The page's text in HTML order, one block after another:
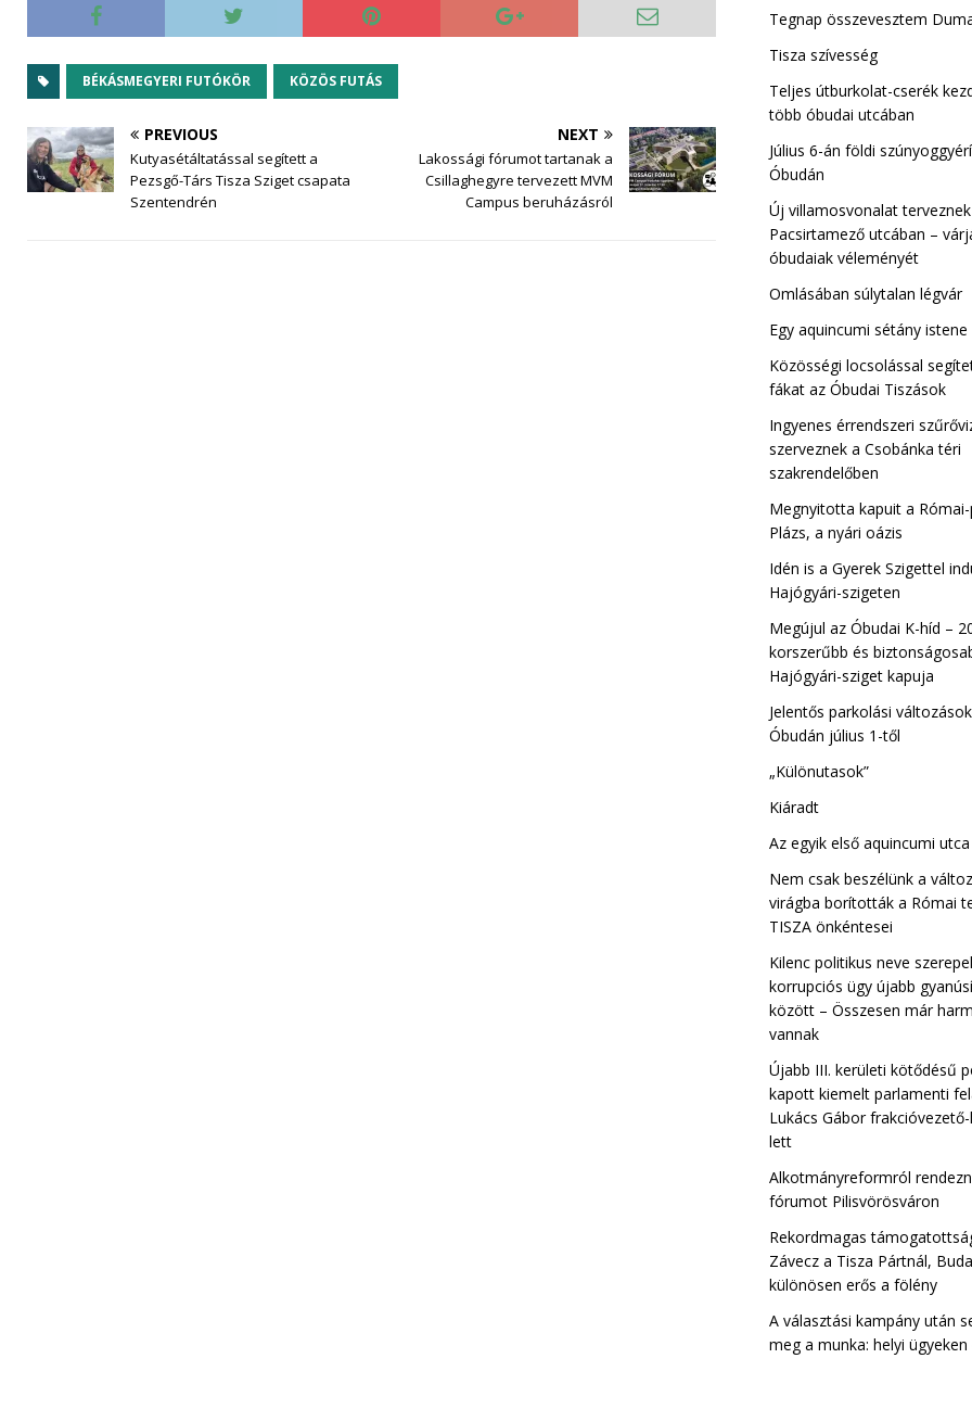
BÉKÁSMEGYERI FUTÓKÖR KÖZÖS FUTÁS
PREVIOUS
Kutyasétáltatással segített a
Pezsgő-Társ Tisza Sziget csapata
Szentendrén
NEXT
Lakossági fórumot tartanak a
Csillaghegyre tervezett MVM
Campus beruházásról
Tegnap összevesztem
Tisza szívesség
Teljes útburkolat-cserék
több óbudai utcában
Július 6-án földi
Óbudán
Új villamosvonalat
Pacsirtamező utcában –
óbudaiak véleményét
Omlásában súlytalan légvár
Egy aquincumi sétány istene
Közösségi locsolással
fákat az Óbudai Tiszások
Ingyenes érrendszeri
szerveznek a Csobánka téri
szakrendelőben
Megnyitotta kapuit a
Plázs, a nyári oázis
Idén is a Gyerek Szigettel
Hajógyári-szigeten
Megújul az Óbudai K-híd –
korszerűbb és
Hajógyári-sziget kapuja
Jelentős parkolási
Óbudán július 1-től
„Különutasok”
Kiáradt
Az egyik első aquincumi
Nem csak beszélünk a
virágba borították a Római
TISZA önkéntesei
Kilenc politikus neve
korrupciós ügy újabb
között – Összesen már
vannak
Újabb III. kerületi kötődésű
kapott kiemelt parlamenti
Lukács Gábor
lett
Alkotmányreformról
fórumot Pilisvörösváron
Rekordmagas
Závecz a Tisza Pártnál,
különösen erős a fölény
A választási kampány után
meg a munka: helyi
Kiscelli Tisza
Óbuda